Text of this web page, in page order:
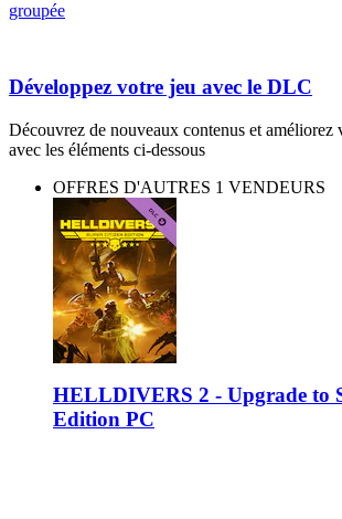
groupée
Développez votre jeu avec le DLC
Découvrez de nouveaux contenus et améliorez
avec les éléments ci-dessous
OFFRES D'AUTRES 1 VENDEURS
HELLDIVERS 2 - Upgrade to
Edition PC